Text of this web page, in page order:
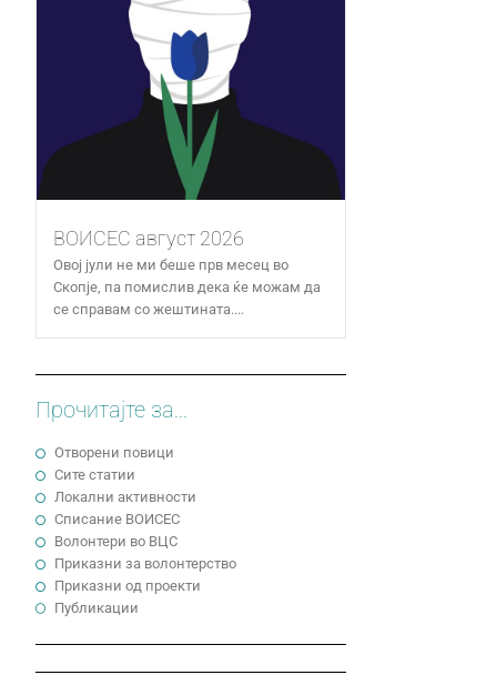
ВОИСЕС август 2026
Овој јули не ми беше прв месец во
Скопје, па помислив дека ќе можам да
се справам со жештината....
Прочитајте за...
Отворени повици
Сите статии
Локални активности
Cписание ВОИСЕС
Волонтери во ВЦС
Приказни за волонтерство
Приказни од проекти
Публикации